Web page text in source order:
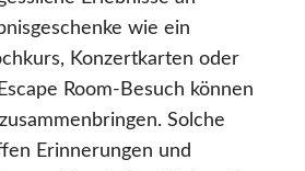
wie ein
Konzertkarten oder
Room-Besuch können
Solche
Erinnerungen und